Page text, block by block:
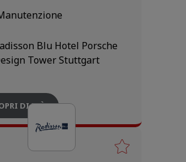
Blu Hotel Porsche
Tower Stuttgart
DI PIÙ